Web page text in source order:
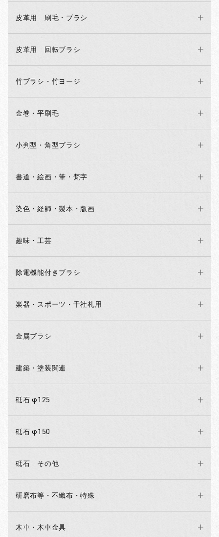
皮革用 刷毛・ブラシ
皮革用 回転ブラシ
竹ブラシ・竹ヨージ
金巻・平刷毛
小判型・角型ブラシ
書道・絵画・筆・梵字
染色・経師・製本・版画
趣味・工芸
除電機能付きブラシ
楽器・スポーツ・千社札用
金属ブラシ
建築・塗装関連
砥石 φ125
砥石 φ150
砥石 その他
研磨布等・不織布・特殊
木車・木車金具